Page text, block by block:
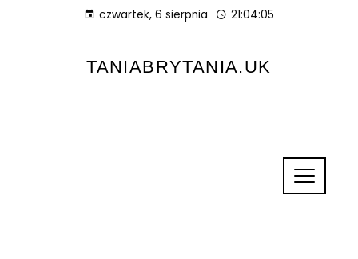
czwartek, 6 sierpnia 21:04:05
TANIABRYTANIA.UK